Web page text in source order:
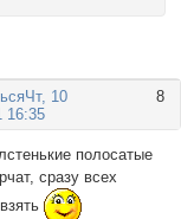
8
Чт, 10
16:35
полосатые
сразу всех